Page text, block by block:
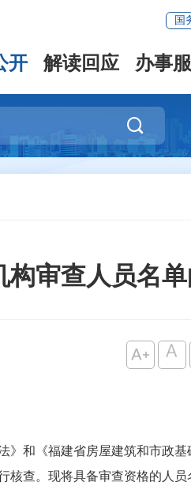
国
开 解读回应 办事

审查人员名

和《福建省房屋建筑和市政基
查。现将具备审查资格的人员